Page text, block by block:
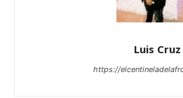
Luis Cruz
https://